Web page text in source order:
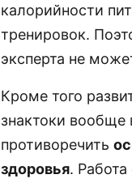
калорийности
тренировок.
эксперта не
Кроме того
знактоки
противоречить
здоровья.